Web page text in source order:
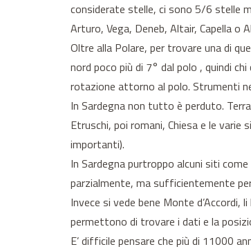
considerate stelle, ci sono 5/6 stelle
Arturo, Vega, Deneb, Altair, Capella o
Oltre alla Polare, per trovare una di
nord poco più di 7° dal polo , quindi
rotazione attorno al polo. Strumenti
In Sardegna non tutto è perduto.
Etruschi, poi romani, Chiesa e le
importanti).
In Sardegna purtroppo alcuni siti
parzialmente, ma sufficientemente
Invece si vede bene Monte
permettono di trovare i dati e la
E’ difficile pensare che più di 11000